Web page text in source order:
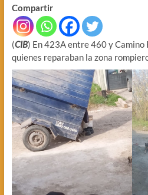
Compartir
(CIB) En 423A entre 460 y Camino
quienes reparaban la zona